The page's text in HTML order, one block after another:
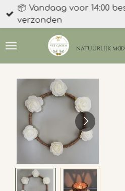
Ga
direct
de
natuurlijk
📦 Vandaag voor 14:00
verzonden